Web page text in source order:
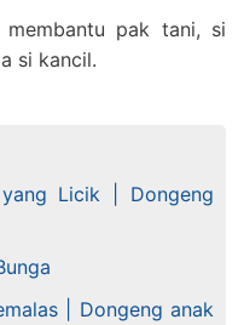
pak tani, si
si kancil.
Licik | Dongeng
| Dongeng anak